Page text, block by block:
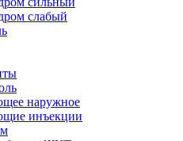
слабый
наружное
инъекции